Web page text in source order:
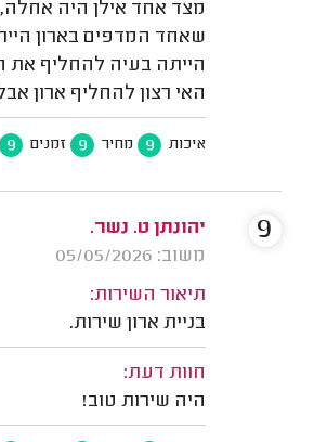
מצד אחד אילן היה
שאחד המדפים בארון
הייתה בעיה להחליף את
האי רצון להחליף ארון
איכות 9 מחיר 9 זמנים 9
יהונתן ט. נשר.
משוב: 05/05/2026
תיאור השירות:
בניית ארון שירות.
חוות דעת:
היה שירות טוב!
9